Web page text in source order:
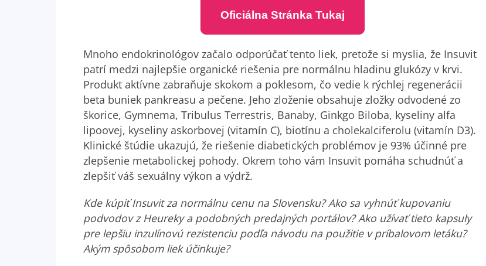
Oficiálna Stránka Tukaj
Mnoho endokrinológov začalo odporúčať tento liek, pretože si myslia, že Insuvit
patrí medzi najlepšie organické riešenia pre normálnu hladinu glukózy v krvi.
Produkt aktívne zabraňuje skokom a poklesom, čo vedie k rýchlej regenerácii
beta buniek pankreasu a pečene. Jeho zloženie obsahuje zložky odvodené zo
škorice, Gymnema, Tribulus Terrestris, Banaby, Ginkgo Biloba, kyseliny alfa
lipoovej, kyseliny askorbovej (vitamín C), biotínu a cholekalciferolu (vitamín D3).
Klinické štúdie ukazujú, že riešenie diabetických problémov je 93% účinné pre
zlepšenie metabolickej pohody. Okrem toho vám Insuvit pomáha schudnúť a
zlepšiť váš sexuálny výkon a výdrž.
Kde kúpiť Insuvit za normálnu cenu na Slovensku? Ako sa vyhnúť kupovaniu
podvodov z Heureky a podobných predajných portálov? Ako užívať tieto kapsuly
pre lepšiu inzulínovú rezistenciu podľa návodu na použitie v príbalovom letáku?
Akým spôsobom liek účinkuje?